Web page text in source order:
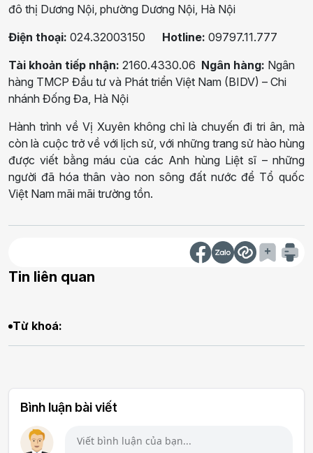
đô thị Dương Nội, phường Dương Nội, Hà Nội
Điện thoại: 024.32003150 Hotline: 09797.11.777
Tài khoản tiếp nhận: 2160.4330.06 Ngân hàng: Ngân
hàng TMCP Đầu tư và Phát triển Việt Nam (BIDV) – Chi
nhánh Đống Đa, Hà Nội
Hành trình về Vị Xuyên không chỉ là chuyến đi tri ân, mà
còn là cuộc trở về với lịch sử, với những trang sử hào hùng
được viết bằng máu của các Anh hùng Liệt sĩ – những
người đã hóa thân vào non sông đất nước để Tổ quốc
Việt Nam mãi mãi trường tồn.
Tin liên quan
Từ khoá:
Bình luận bài viết